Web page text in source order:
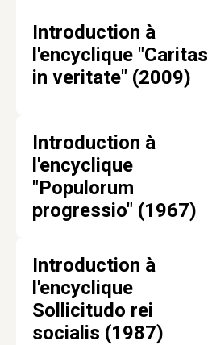
Introduction à
l'encyclique "Caritas
in veritate" (2009)
Introduction à
l'encyclique
"Populorum
progressio" (1967)
Introduction à
l'encyclique
Sollicitudo rei
socialis (1987)